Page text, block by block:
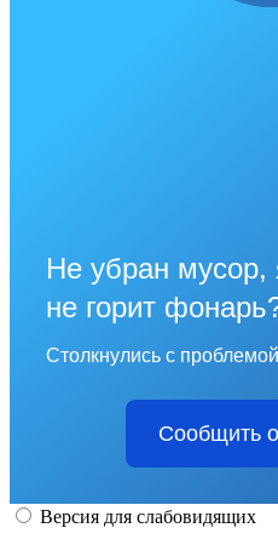
Не убран мусор,
не горит
Столкнулись с
Сообщить
Версия для слабовидящих